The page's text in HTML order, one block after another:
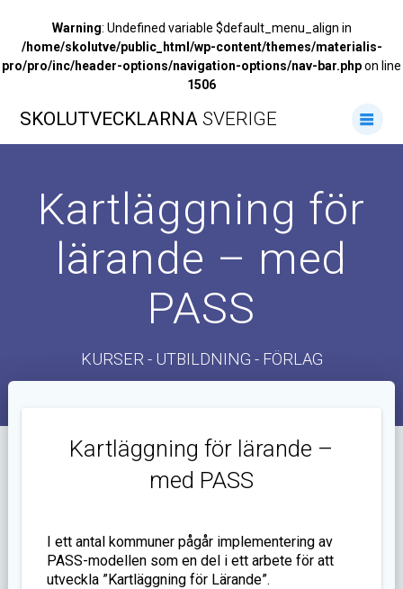
Warning: Undefined variable $default_menu_align in
/home/skolutve/public_html/wp-content/themes/materialis-
pro/pro/inc/header-options/navigation-options/nav-bar.phpon line
1506
till
SKOLUTVECKLARNA SVERIGE
Kartläggning för
lärande – med
PASS
KURSER - UTBILDNING - FÖRLAG
Kartläggning för lärande –
med PASS
I ett antal kommuner pågår implementering av
PASS-modellen som en del i ett arbete för att
utveckla ”Kartläggning för Lärande”.